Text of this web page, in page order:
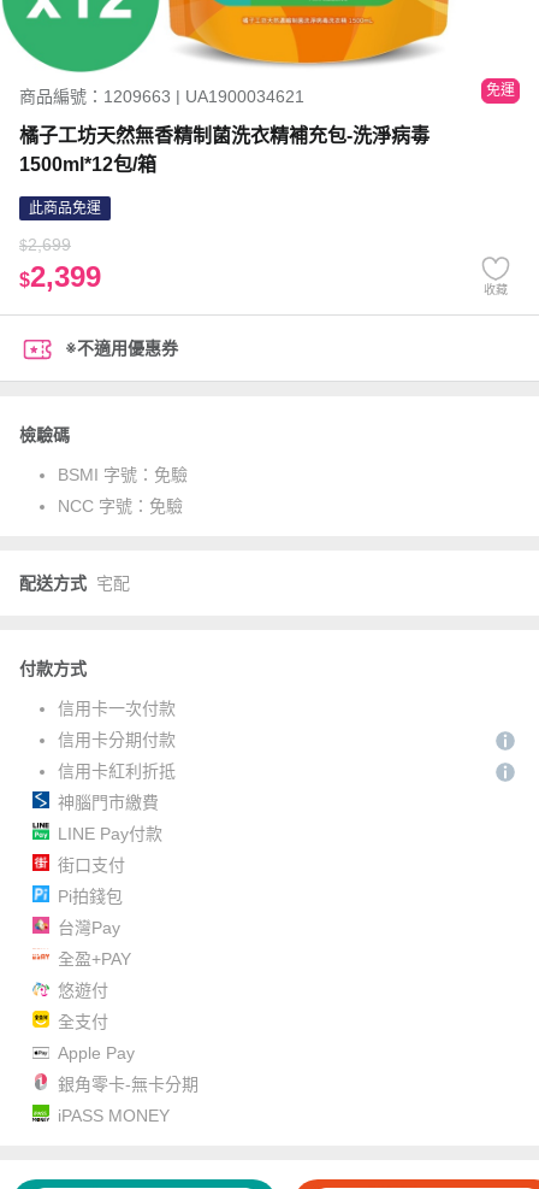
商品編號：1209663 | UA1900034621 免運
橘子工坊天然無香精制菌洗衣精補充包-洗淨病毒
1500ml*12包/箱
此商品免運
$2,699
$2,399 收藏
※不適用優惠券
檢驗碼
BSMI 字號： 免驗
NCC 字號： 免驗
配送方式 宅配
付款方式
信用卡一次付款
信用卡分期付款
信用卡紅利折抵
神腦門市繳費
LINE Pay付款
街口支付
Pi拍錢包
台灣Pay
全盈+PAY
悠遊付
全支付
Apple Pay
銀角零卡-無卡分期
iPASS MONEY